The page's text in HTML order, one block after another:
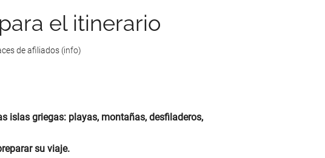
el itinerario
de afiliados (info)
islas griegas: playas, montañas, desfiladeros,
su viaje.